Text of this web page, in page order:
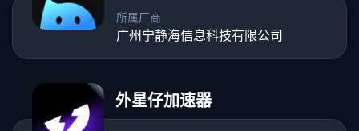
所属厂商
广州宁静海信息科技有限公司
外星仔加速器